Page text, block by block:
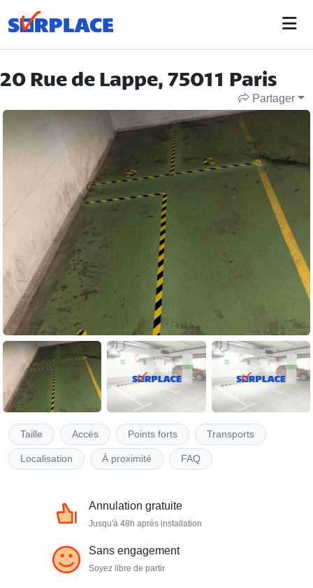
20 Rue de Lappe, 75011 Paris
Partager
Taille Accès Points forts Transports
Localisation À proximité FAQ
Annulation gratuite
Jusqu'à 48h après installation
Sans engagement
Soyez libre de partir